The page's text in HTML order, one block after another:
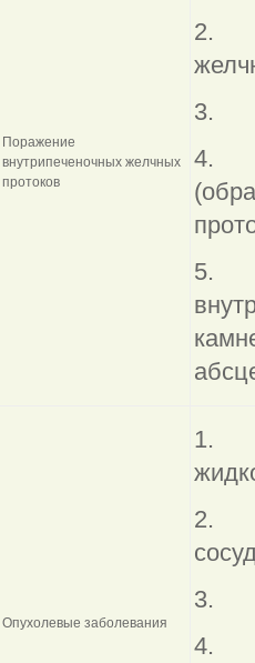
Поражение
внутрипеченочных желчных
протоков
2.
3.
4.
5.
Опухолевые заболевания
1.
2.
3.
4.